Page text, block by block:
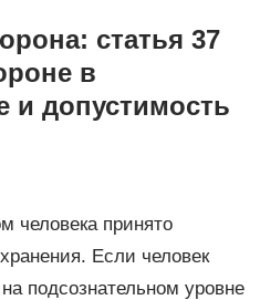
статья 37
в
и допустимость
человека принято
Если человек
подсознательном уровне